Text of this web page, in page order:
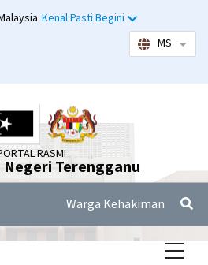
Kenal Pasti Begini
MS
RASMI
Terengganu
Warga Kehakiman